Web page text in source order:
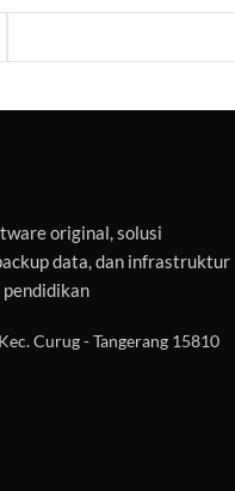
original, solusi
data, dan infrastruktur
Curug - Tangerang 15810